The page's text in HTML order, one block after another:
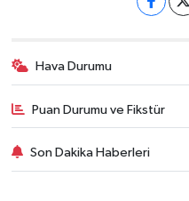
Hava Durumu
Puan Durumu ve Fikstür
Son Dakika Haberleri